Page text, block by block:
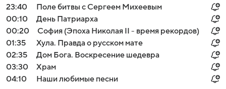
23:40
Поле битвы с Сергеем Михеевым
00:10
День Патриарха
00:20
София (Эпоха Николая II - время рекордов)
01:35
Хула. Правда о русском мате
02:35
Дом Бога. Воскресение шедевра
03:30
Храм
04:10
Наши любимые песни